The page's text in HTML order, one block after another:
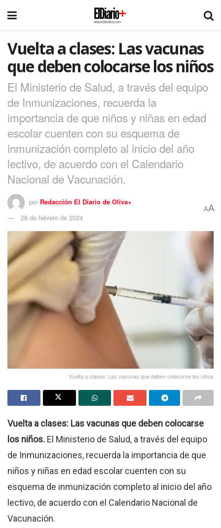
Vuelta a clases: Las vacunas
que deben colocarse los niños
El Ministerio de Salud, a través del equipo
de Inmunizaciones, recuerda la
importancia de que niños y niñas en edad
escolar cuenten con su esquema de
inmunización completo al inicio del año
lectivo, de acuerdo con el Calendario
Nacional de Vacunación.
por Redacción El Diario de Oliva+
28 de febrero de 2024
AA
Vuelta a clases: Las vacunas que deben colocarse los niños
Vuelta a clases: Las vacunas que deben colocarse
los niños. El Ministerio de Salud, a través del equipo
de Inmunizaciones, recuerda la importancia de que
niños y niñas en edad escolar cuenten con su
esquema de inmunización completo al inicio del año
lectivo, de acuerdo con el Calendario Nacional de
Vacunación.